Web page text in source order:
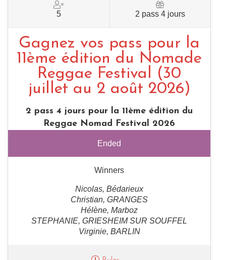
5 2 pass 4 jours
Gagnez vos pass pour la
11ème édition du Nomade
Reggae Festival (30
juillet au 2 août 2026)
2 pass 4 jours pour la 11ème édition du
Reggae Nomad Festival 2026
Ended
Winners
Nicolas, Bédarieux
Christian, GRANGES
Hélène, Marboz
STEPHANIE, GRIESHEIM SUR SOUFFEL
Virginie, BARLIN